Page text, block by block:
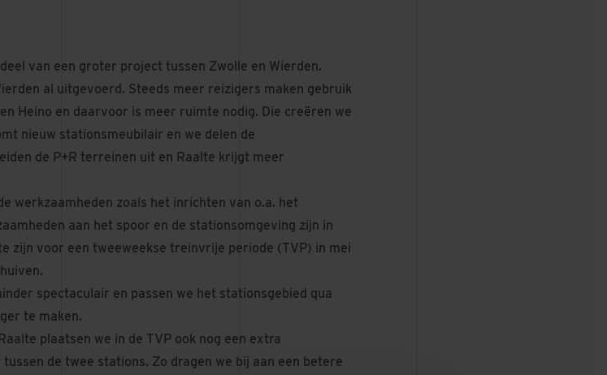
van een groter project tussen Zwolle en Wierden.
al uitgevoerd. Steeds meer reizigers maken gebruik
Heino en daarvoor is meer ruimte nodig. Die creëren we
nieuw stationsmeubilair en we delen de
de P+R terreinen uit en Raalte krijgt meer
werkzaamheden zoals het inrichten van o.a. het
aan het spoor en de stationsomgeving zijn in
zijn voor een tweeweekse treinvrije periode (TVP) in mei
spectaculair en passen we het stationsgebied qua
te maken.
plaatsen we in de TVP ook nog een extra
de twee stations. Zo dragen we bij aan een betere